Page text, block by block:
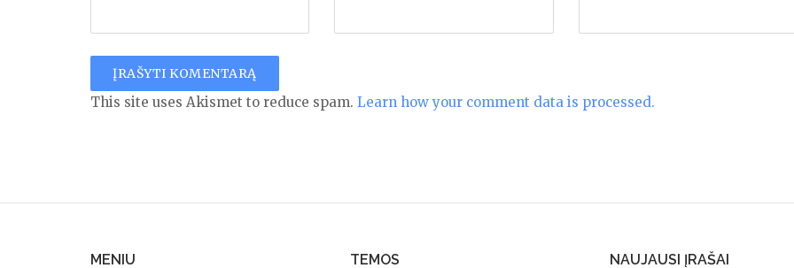
This site uses Akismet to reduce spam. Learn how your comment data is processed.
MENIU TEMOS NAUJAUSI ĮRAŠAI